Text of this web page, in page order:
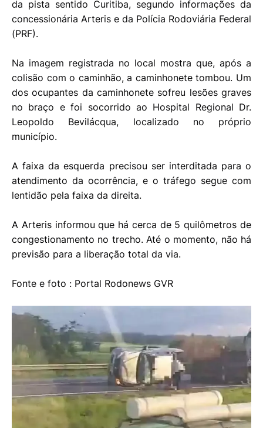
da pista sentido Curitiba, segundo informações da
concessionária Arteris e da Polícia Rodoviária Federal
(PRF).
Na imagem registrada no local mostra que, após a
colisão com o caminhão, a caminhonete tombou. Um
dos ocupantes da caminhonete sofreu lesões graves
no braço e foi socorrido ao Hospital Regional Dr.
Leopoldo Bevilácqua, localizado no próprio
município.
A faixa da esquerda precisou ser interditada para o
atendimento da ocorrência, e o tráfego segue com
lentidão pela faixa da direita.
A Arteris informou que há cerca de 5 quilômetros de
congestionamento no trecho. Até o momento, não há
previsão para a liberação total da via.
Fonte e foto : Portal Rodonews GVR